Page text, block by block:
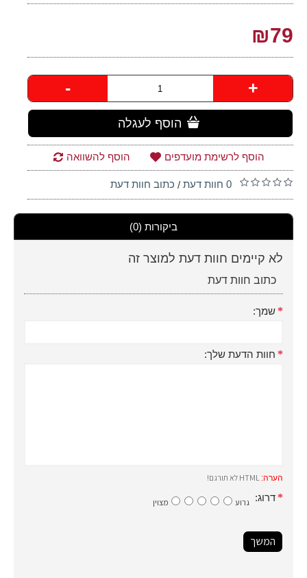
₪79
- +
הוסף לעגלה
הוסף לרשימת מועדפים הוסף להשוואה
0 חוות דעת / כתוב חוות דעת
ביקורות (0)
לא קיימים חוות דעת למוצר זה
כתוב חוות דעת
שמך:
חוות הדעת שלך:
הערה:
דרוג: גרוע מצוין
המשך